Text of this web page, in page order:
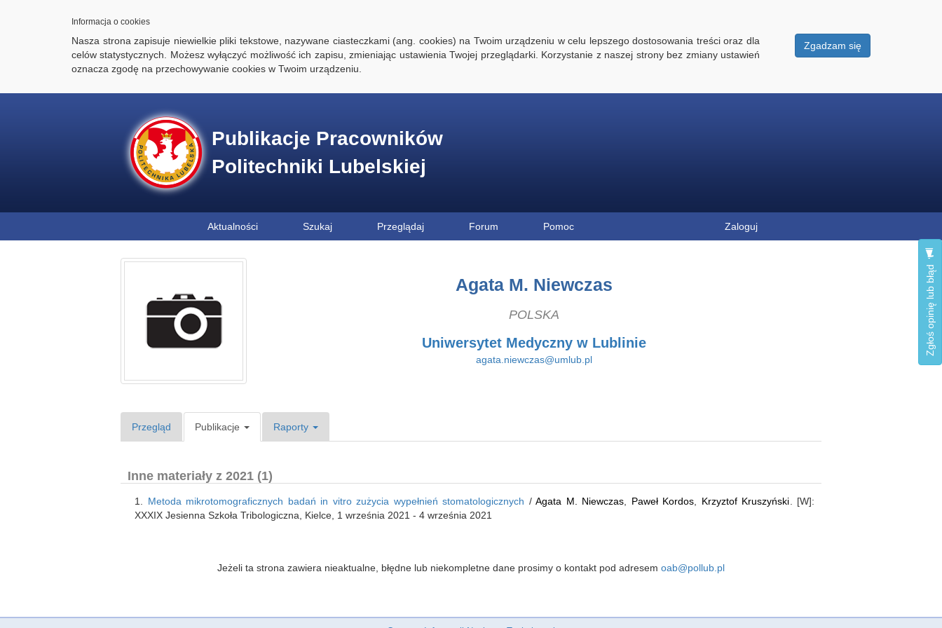
Informacja o cookies
Zgadzam się
Nasza strona zapisuje niewielkie pliki tekstowe, nazywane ciasteczkami (ang. cookies) na Twoim urządzeniu w celu lepszego dostosowania treści oraz dla
celów statystycznych. Możesz wyłączyć możliwość ich zapisu, zmieniając ustawienia Twojej przeglądarki. Korzystanie z naszej strony bez zmiany ustawień
oznacza zgodę na przechowywanie cookies w Twoim urządzeniu.
Publikacje Pracowników
Politechniki Lubelskiej
Aktualności Szukaj Przeglądaj Forum Pomoc Zaloguj
Zgłoś opinię lub błąd
Agata M. Niewczas
POLSKA
Uniwersytet Medyczny w Lublinie
agata.niewczas@umlub.pl
Przegląd Publikacje Raporty
Inne materiały z 2021 (1)
1. Metoda mikrotomograficznych badań in vitro zużycia wypełnień stomatologicznych /Agata M. Niewczas Paweł Kordos Krzyztof Kruszyński . [W]:
XXXIX Jesienna Szkoła Tribologiczna, Kielce, 1 września 2021 - 4 września 2021
Jeżeli ta strona zawiera nieaktualne, błędne lub niekompletne dane prosimy o kontakt pod adresem oab@pollub.pl